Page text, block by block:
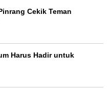
Cekik Teman
Harus Hadir untuk